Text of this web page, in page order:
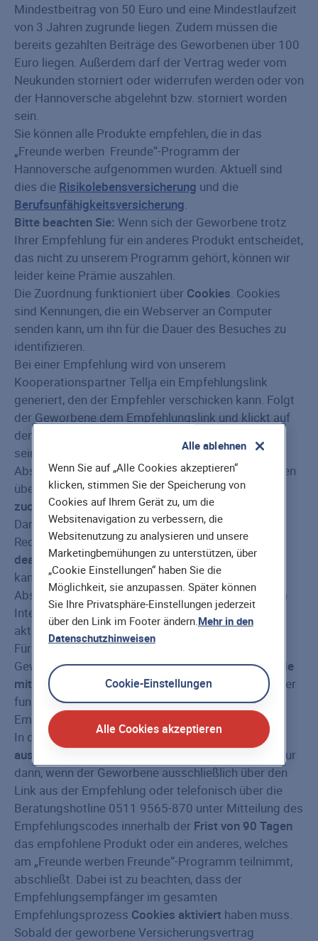
Mindestbeitrag von 50 Euro und eine Mindestlaufzeit
von 3 Jahren zugrunde liegen. Zudem müssen die
bereits gezahlten Beiträge des Geworbenen über 100
Euro liegen. Außerdem darf der Vertrag weder vom
Neukunden storniert oder widerrufen werden oder von
der Hannoversche abgelehnt bzw. storniert worden
sein.
Sie können alle Produkte empfehlen, die in das
„Freunde werben Freunde“-Programm der
Hannoversche aufgenommen wurden. Aktuell sind
dies die Risikolebensversicherung und die
Berufsunfähigkeitsversicherung.
Bitte beachten Sie: Wenn sich der Geworbene trotz
Ihrer Empfehlung für ein anderes Produkt entscheidet,
das nicht zu unserem Programm gehört, können wir
leider keine Prämie auszahlen.
Die Zuordnung funktioniert über Cookies. Cookies
sind Kennungen, die ein Webserver an Computer
senden kann, um ihn für die Dauer des Besuches zu
identifizieren.
Bei einer Empfehlung wird von unserem
Kooperationspartner Tellja ein Empfehlungslink
generiert, den der Empfehler verschicken kann. Folgt
der Geworbene dem Empfehlungslink und klickt auf
den Button „Jetzt der Empfehlung folgen“, wird auf
seinem Computer ein Cookie gesetzt. Bei einem
Abschluss innerhalb von 90 Tagen können wir diesen
über die Cookiesautomatisch der Empfehlung
zuordnen.
Darum ist es wichtig, dass die Cookies auf dem
Rechner des Geworbenen aktiviert sind. Bei
deaktivierten Cookieserfolgt keine Zuordnung
kann somit leider auch keine Prämie für den
Abschluss gewährt werden. Die Cookies können im
Internet Browser unter dem Menüpunkt „Extras“
aktiviert werden.
Für einentelefonischen Abschluss
Geworbene unseren Beratern denEmpfehlungscode
mitteilen
, der in der Empfehlung genannt wird. Dieser
funktioniert analog einem Cookie und ist der
Empfehlung individuell zuordenbar.
In diesem Fall können wir leiderkeine Prämie
auszahlen
auf eine Prämie besteht nur
dann, wenn der Geworbene ausschließlich über den
Link aus der Empfehlung oder telefonisch über die
Beratungshotline 0511 9565-870 unter Mitteilung des
Empfehlungscodes innerhalb der Frist von 90 Tagen
das empfohlene Produkt oder ein anderes, welches
am „Freunde werben Freunde“-Programm teilnimmt,
abschließt. Dabei ist zu beachten, dass der
Empfehlungsempfänger im gesamten
Empfehlungsprozess Cookies aktiviert haben muss.
Sobald der geworbene Versicherungsvertrag
Wenn Sie auf „Alle Cookies akzeptieren“
klicken, stimmen Sie der Speicherung von
Cookies auf Ihrem Gerät zu, um die
Websitenavigation zu verbessern, die
Websitenutzung zu analysieren und unsere
Marketingbemühungen zu unterstützen, über
„Cookie Einstellungen“ haben Sie die
Möglichkeit, sie anzupassen. Später können
Sie Ihre Privatsphäre-Einstellungen jederzeit
über den Link im Footer ändern.Mehr in den
Datenschutzhinweisen
Cookie-Einstellungen
Alle Cookies akzeptieren
Alle ablehnen